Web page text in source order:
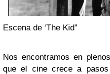
Escena de ‘The Kid”
Nos encontramos en
que el cine crece a